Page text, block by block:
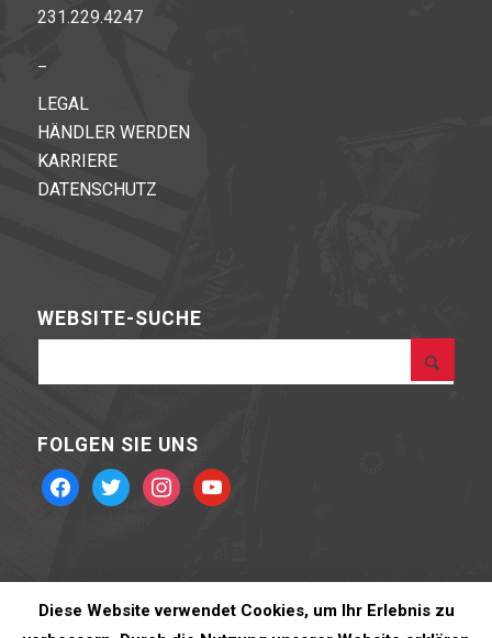
231.229.4247
LEGAL
HÄNDLER WERDEN
KARRIERE
DATENSCHUTZ
WEBSITE-SUCHE
FOLGEN SIE UNS
facebooktwitter instagramyoutube
Diese Website verwendet Cookies, um Ihr Erlebnis zu